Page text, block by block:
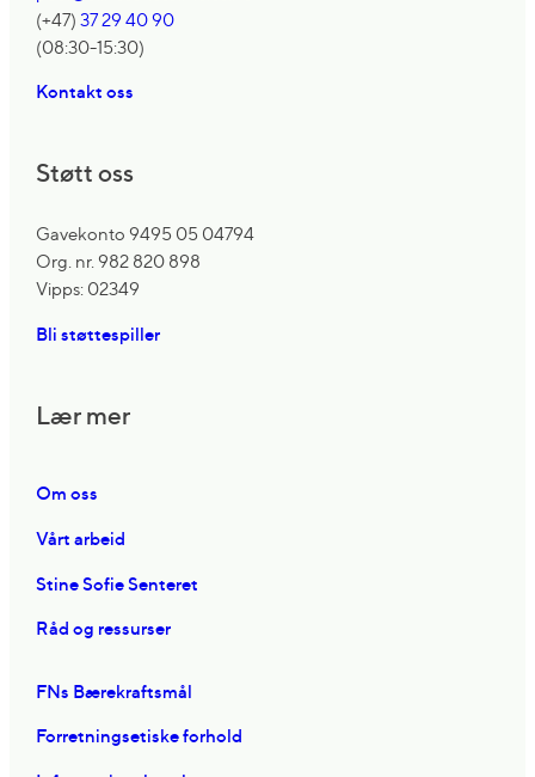
(+47)37 29 40 90
(08:30-15:30)
Kontakt oss
Støtt oss
Gavekonto 9495 05 04794
Org. nr. 982 820 898
Vipps: 02349
Bli støttespiller
Lær mer
Om oss
Vårt arbeid
Stine Sofie Senteret
Råd og ressurser
FNs Bærekraftsmål
Forretningsetiske forhold